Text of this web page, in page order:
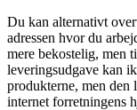
Du kan alternativt
adressen hvor du
mere bekostelig, men
leveringsudgave kan
produkterne, men
internet forretningens